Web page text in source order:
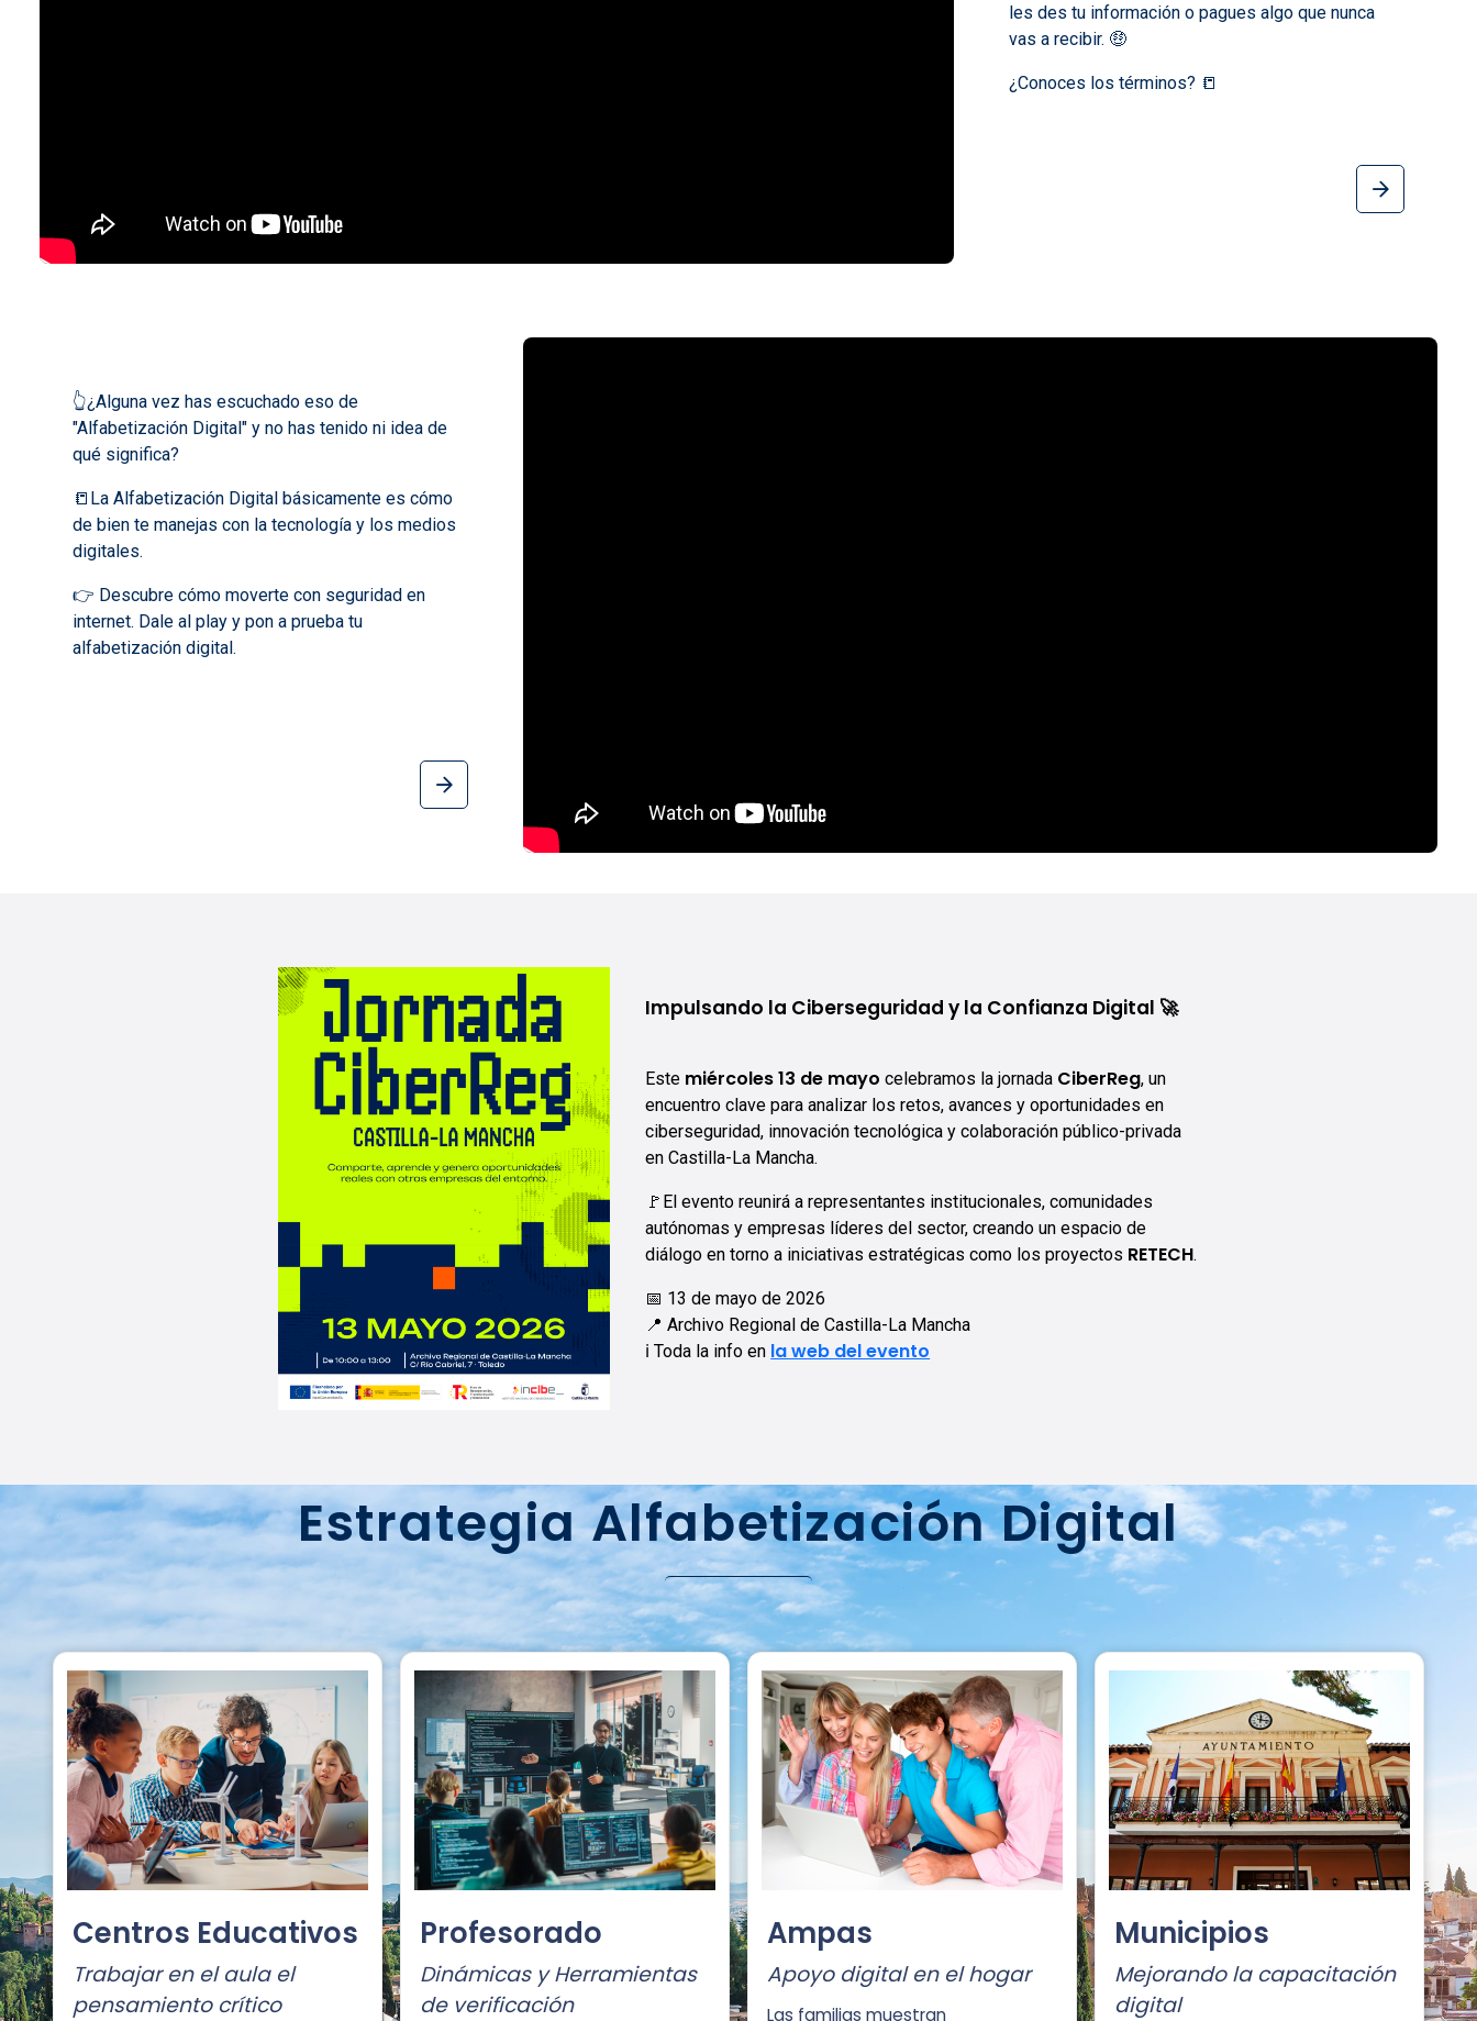
les des tu información o pagues algo que nunca
vas a recibir. 🤑
¿Conoces los términos? 📒
👆​¿Alguna vez has escuchado eso de
"Alfabetización Digital" y no has tenido ni idea de
qué significa?
📒​La Alfabetización Digital básicamente es cómo
de bien te manejas con la tecnología y los medios
digitales.
👉 Descubre cómo moverte con seguridad en
internet. Dale al play y pon a prueba tu
alfabetización digital.
Impulsando la Ciberseguridad y la Confianza Digital 🚀
Este miércoles 13 de mayo celebramos la jornada CiberReg, un
encuentro clave para analizar los retos, avances y oportunidades en
ciberseguridad, innovación tecnológica y colaboración público-privada
en Castilla-La Mancha.
🚩El evento reunirá a representantes institucionales, comunidades
autónomas y empresas líderes del sector, creando un espacio de
diálogo en torno a iniciativas estratégicas como los proyectos RETECH.
📅 13 de mayo de 2026
📍 Archivo Regional de Castilla-La Mancha
ℹ️ Toda la info en la web del evento
Estrategia Alfabetización Digital
Centros Educativos
Trabajar en el aula el
pensamiento crítico
Profesorado
Dinámicas y Herramientas
de verificación
Ampas
Apoyo digital en el hogar
Las familias muestran
Municipios
Mejorando la capacitación
digital